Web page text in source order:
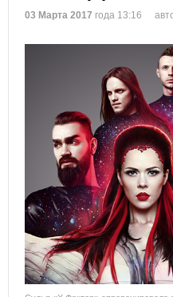
03 Марта 2017 года 13:16